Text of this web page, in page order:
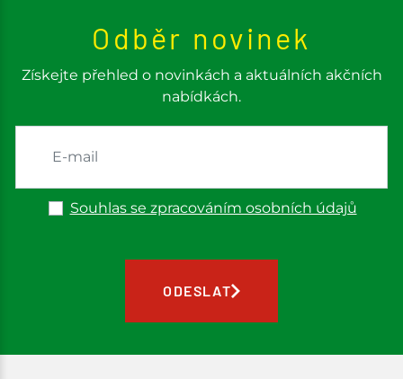
Odběr novinek
Získejte přehled o novinkách a aktuálních akčních
nabídkách.
Souhlas se zpracováním osobních údajů
ODESLAT